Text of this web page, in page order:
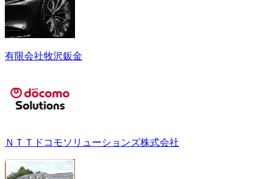
有限会社牧沢鈑金
ＮＴＴドコモソリューションズ株式会社